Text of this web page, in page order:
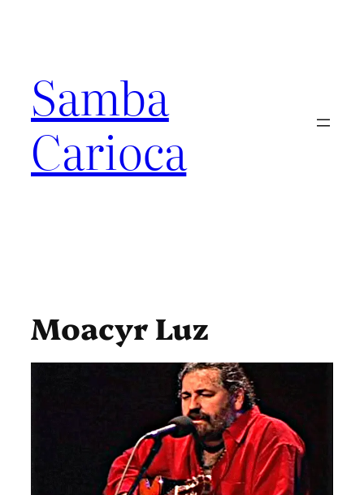
Samba
Carioca
Moacyr Luz